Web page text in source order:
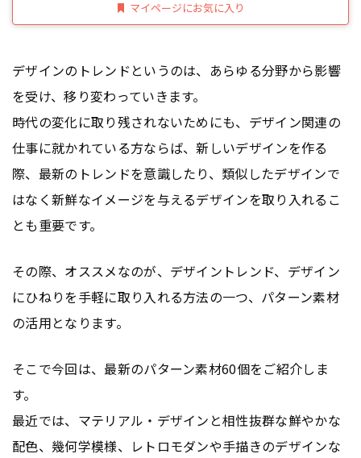
マイページにお気に入り
デザインのトレンドというのは、あらゆる分野から影響
を受け、移り変わっていきます。
時代の変化に取り残されないためにも、デザイン関連の
仕事に就かれている方ならば、新しいデザインを作る
際、最新のトレンドを意識したり、類似したデザインで
はなく新鮮なイメージを与えるデザインを取り入れるこ
とも重要です。
その際、オススメなのが、デザイントレンド、デザイン
にひねりを手軽に取り入れる方法の一つ、パターン素材
の活用となります。
そこで今回は、最新のパターン素材60個をご紹介しま
す。
最近では、マテリアル・デザインと相性抜群な鮮やかな
配色、幾何学模様、レトロモダンや手描きのデザインな